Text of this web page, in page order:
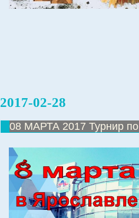
2017-02-28
08 МАРТА 2017 Турнир